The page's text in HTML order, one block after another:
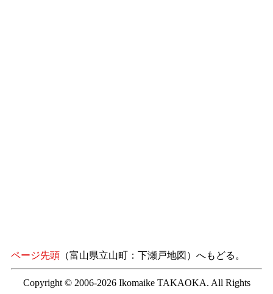
ページ先頭 （富山県立山町：下瀬戸地図）へもどる。
Copyright © 2006-2026 Ikomaike TAKAOKA. All Rights